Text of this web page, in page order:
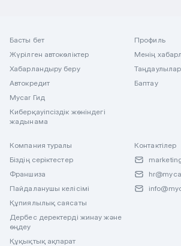
Басты бет
Жүрілген автокөліктер
Хабарландыру беру
Автокредит
Mycar Гид
Киберқауіпсіздік жөніндегі
жадынама
Профиль
Менің
Таңдаулылар
Баптау
Компания туралы
Біздің серіктестер
Франшиза
Пайдаланушы келісімі
Құпиялылық саясаты
Дербес деректерді жинау және
өңдеу
Құқықтық ақпарат
Контактілер